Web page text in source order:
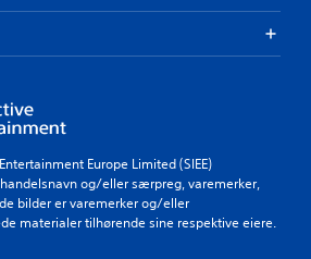
Europe Limited (SIEE)
og/eller særpreg, varemerker,
bilder er varemerker og/eller
materialer tilhørende sine respektive eiere.